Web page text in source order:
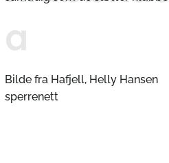
a
Bilde fra Hafjell, Helly Hansen
sperrenett